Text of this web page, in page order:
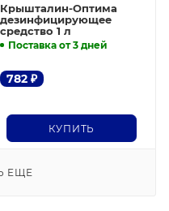
Крышталин-Оптима
дезинфицирующее
средство 1 л
Поставка от 3 дней
782₽
КУПИТЬ
ЕЩЕ